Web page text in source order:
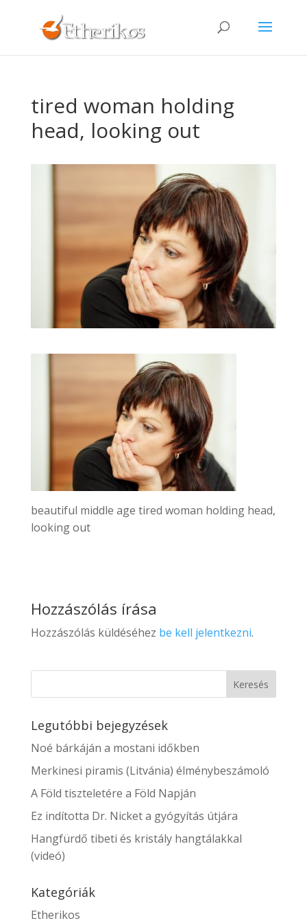
tired woman holding
head, looking out
beautiful middle age tired woman holding head,
looking out
Hozzászólás írása
Hozzászólás küldéséhez be kell jelentkezni.
Legutóbbi bejegyzések
Noé bárkáján a mostani időkben
Merkinesi piramis (Litvánia) élménybeszámoló
A Föld tiszteletére a Föld Napján
Ez indította Dr. Nicket a gyógyítás útjára
Hangfürdő tibeti és kristály hangtálakkal
(videó)
Kategóriák
Etherikos